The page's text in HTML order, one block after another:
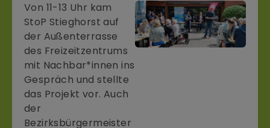
Von 11-13 Uhr kam
StoP Stieghorst auf
der Außenterrasse
des Freizeitzentrums
mit Nachbar*innen ins
Gespräch und stellte
das Projekt vor. Auch
der
Bezirksbürgermeister